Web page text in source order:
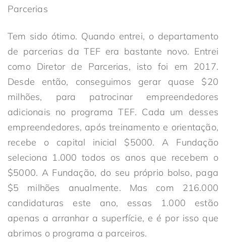
Parcerias
Tem sido ótimo. Quando entrei, o departamento
de parcerias da TEF era bastante novo. Entrei
como Diretor de Parcerias, isto foi em 2017.
Desde então, conseguimos gerar quase $20
milhões, para patrocinar empreendedores
adicionais no programa TEF. Cada um desses
empreendedores, após treinamento e orientação,
recebe o capital inicial $5000. A Fundação
seleciona 1.000 todos os anos que recebem o
$5000. A Fundação, do seu próprio bolso, paga
$5 milhões anualmente. Mas com 216.000
candidaturas este ano, essas 1.000 estão
apenas a arranhar a superfície, e é por isso que
abrimos o programa a parceiros.